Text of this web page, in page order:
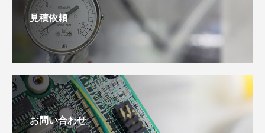
見積依頼
お問い合わせ